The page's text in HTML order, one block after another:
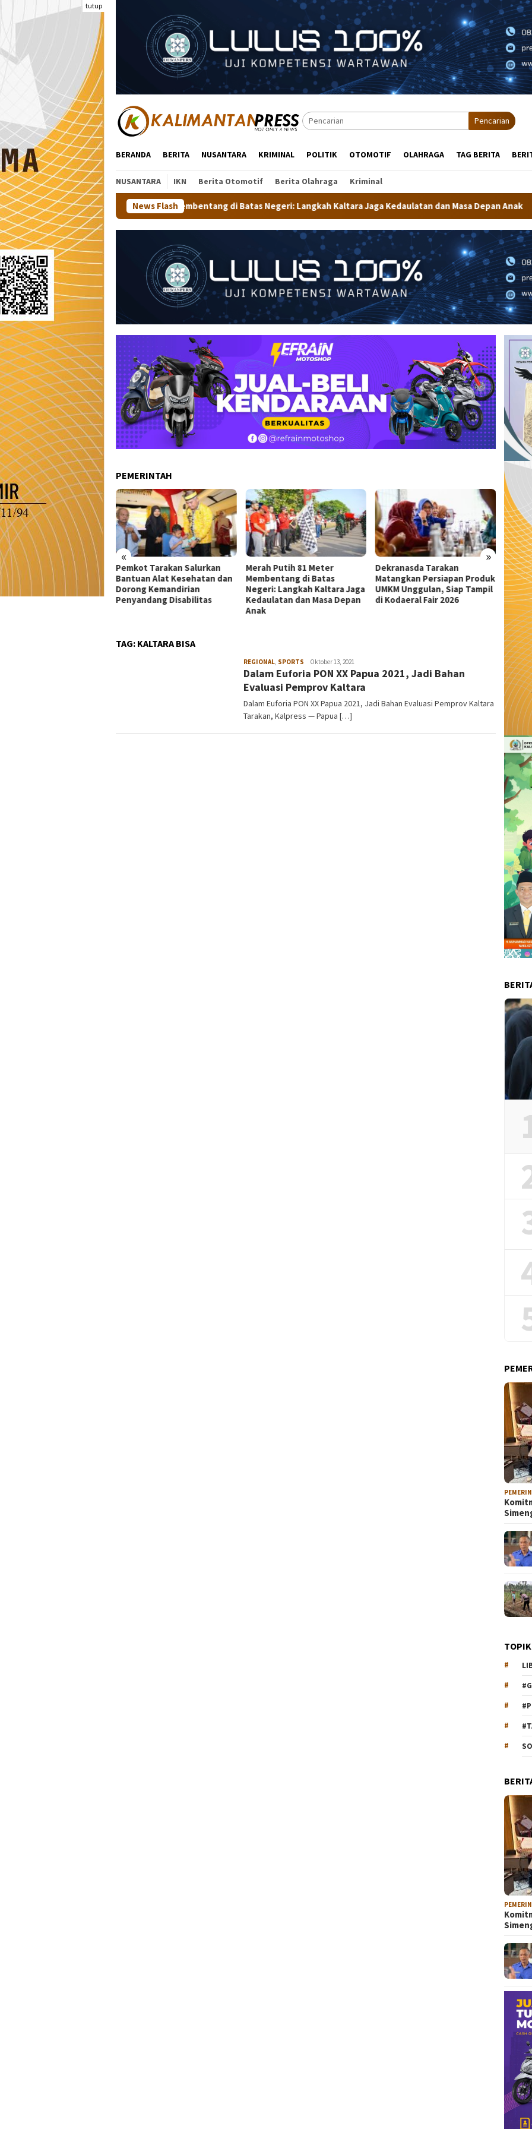
tutup
Pencarian
BERANDA BERITA NUSANTARA KRIMINAL POLITIK OTOMOTIF OLAHRAGA TAG BERITA
NUSANTARA IKN Berita Otomotif Berita Olahraga Kriminal
News Flash
Putih 81 Meter Membentang di Batas Negeri: Langkah Kaltara Jaga Kedaulatan dan Masa Depan Anak Dekranasda
PEMERINTAH
« »
Tarakan Salurkan
Alat Kesehatan dan
Kemandirian
Disabilitas
Merah Putih 81 Meter
Membentang di Batas
Negeri: Langkah Kaltara Jaga
Kedaulatan dan Masa Depan
Dekranasda Tarakan
Matangkan Persiapan Produk
UMKM Unggulan, Siap Tampil
di Kodaeral Fair 2026
Wali Kota Tarakan Apresiasi
Beasiswa PIP Aspirasi Deddy
Sitorus untuk 209 Siswa
TAG: KALTARA BISA
REGIONAL SPORTS admin
Oktober 13, 2021
Dalam Euforia PON XX Papua 2021, Jadi Bahan
Evaluasi Pemprov Kaltara
Dalam Euforia PON XX Papua 2021, Jadi Bahan Evaluasi Pemprov Kaltara
Tarakan, Kalpress — Papua […]